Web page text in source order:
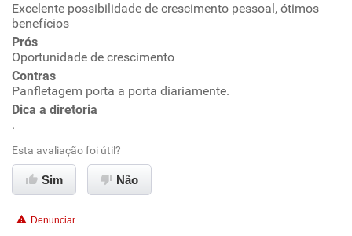
Oportunidade de promoção
Ambiente de trabalho
Conciliação com a vida familiar
Recomenda esta empresa
Recomenda a diretoria
Excelente possibilidade de crescimento pessoal, ótimos
benefícios
Prós
Oportunidade de crescimento
Contras
Panfletagem porta a porta diariamente.
Dica a diretoria
.
Esta avaliação foi útil?
Sim Não
Denunciar